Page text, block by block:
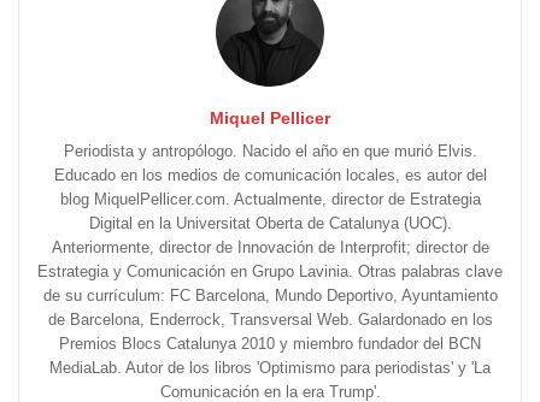
Miquel Pellicer
Periodista y antropólogo. Nacido el año en que murió Elvis.
Educado en los medios de comunicación locales, es autor del
blog MiquelPellicer.com. Actualmente, director de Estrategia
Digital en la Universitat Oberta de Catalunya (UOC).
Anteriormente, director de Innovación de Interprofit; director de
Estrategia y Comunicación en Grupo Lavinia. Otras palabras clave
de su currículum: FC Barcelona, Mundo Deportivo, Ayuntamiento
de Barcelona, Enderrock, Transversal Web. Galardonado en los
Premios Blocs Catalunya 2010 y miembro fundador del BCN
MediaLab. Autor de los libros 'Optimismo para periodistas' y 'La
Comunicación en la era Trump'.